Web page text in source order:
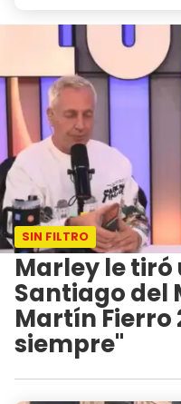
SIN FILTRO
Marley le tiró
Santiago del
Martín Fierro
siempre"